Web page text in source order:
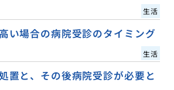
生活
い場合の病院受診のタイミング
生活
置と、その後病院受診が必要と